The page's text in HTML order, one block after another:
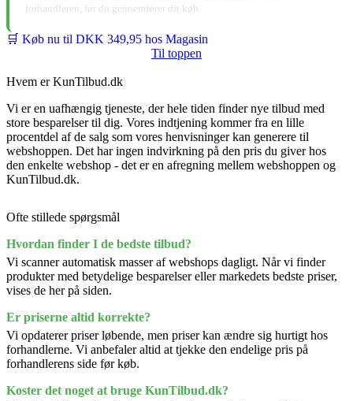
forhandleren, før du gennemfører dit køb.
🛒 Køb nu til DKK 349,95 hos Magasin
Til toppen
Hvem er KunTilbud.dk
Vi er en uafhængig tjeneste, der hele tiden finder nye tilbud med
store besparelser til dig. Vores indtjening kommer fra en lille
procentdel af de salg som vores henvisninger kan generere til
webshoppen. Det har ingen indvirkning på den pris du giver hos
den enkelte webshop - det er en afregning mellem webshoppen og
KunTilbud.dk.
Ofte stillede spørgsmål
Hvordan finder I de bedste tilbud?
Vi scanner automatisk masser af webshops dagligt. Når vi finder
produkter med betydelige besparelser eller markedets bedste priser,
vises de her på siden.
Er priserne altid korrekte?
Vi opdaterer priser løbende, men priser kan ændre sig hurtigt hos
forhandlerne. Vi anbefaler altid at tjekke den endelige pris på
forhandlerens side før køb.
Koster det noget at bruge KunTilbud.dk?